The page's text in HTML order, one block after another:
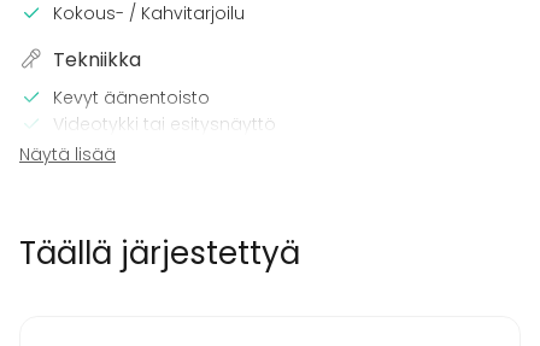
Kokous- / Kahvitarjoilu
Tekniikka
Kevyt äänentoisto
Videotykki tai esitysnäyttö
Mikrofoni
Tilaan kuuluu
Näytä lisää
Täällä järjestettyä